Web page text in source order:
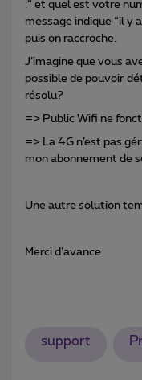
:” et quel est votre
message indique “il y
puis on raccroche.
J’imagine que vous
possible de pouvoir
résolu?
=> Public Wifi ne
=> La 4G n’est pas
mon abonnement de
Une autre solution
Merci d’avance
support